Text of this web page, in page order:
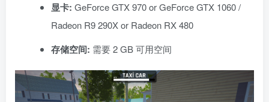
显卡: GeForce GTX 970 or GeForce GTX 1060 /
Radeon R9 290X or Radeon RX 480
存储空间: 需要 2 GB 可用空间